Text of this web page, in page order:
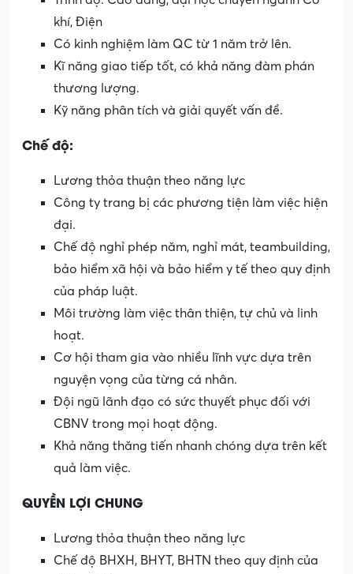
khí, Điện
Có kinh nghiệm làm QC từ 1 năm trở lên.
Kĩ năng giao tiếp tốt, có khả năng đàm phán
thương lượng.
Kỹ năng phân tích và giải quyết vấn đề.
Chế độ:
Lương thỏa thuận theo năng lực
Công ty trang bị các phương tiện làm việc hiện
đại.
Chế độ nghỉ phép năm, nghỉ mát, teambuilding,
bảo hiểm xã hội và bảo hiểm y tế theo quy định
của pháp luật.
Môi trường làm việc thân thiện, tự chủ và linh
hoạt.
Cơ hội tham gia vào nhiều lĩnh vực dựa trên
nguyện vọng của từng cá nhân.
Đội ngũ lãnh đạo có sức thuyết phục đối với
CBNV trong mọi hoạt động.
Khả năng thăng tiến nhanh chóng dựa trên kết
quả làm việc.
QUYỀN LỢI CHUNG
Lương thỏa thuận theo năng lực
Chế độ BHXH, BHYT, BHTN theo quy định của